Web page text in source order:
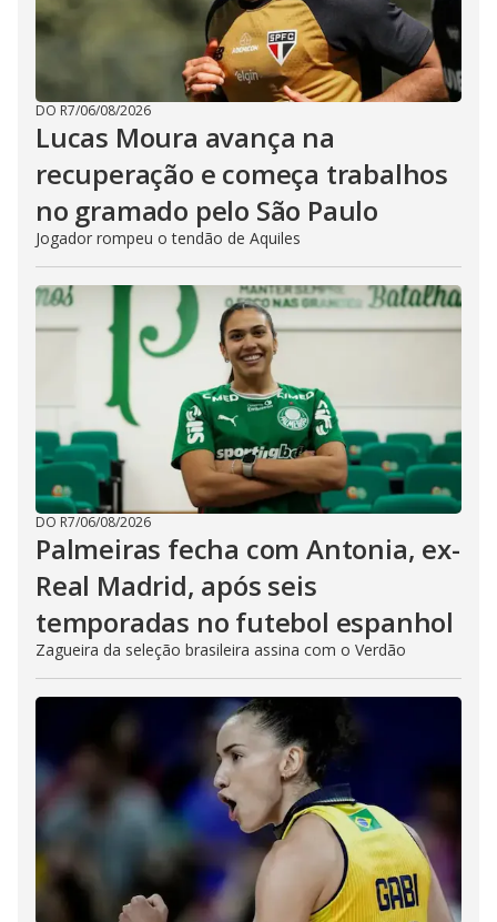
DO R7/06/08/2026
Lucas Moura avança na
recuperação e começa trabalhos
no gramado pelo São Paulo
Jogador rompeu o tendão de Aquiles
DO R7/06/08/2026
Palmeiras fecha com Antonia, ex-
Real Madrid, após seis
temporadas no futebol espanhol
Zagueira da seleção brasileira assina com o Verdão